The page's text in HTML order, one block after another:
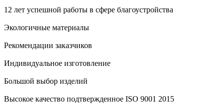
12 лет успешной работы в сфере благоустройства
Экологичные материалы
Рекомендации заказчиков
Индивидуальное изготовление
Большой выбор изделий
Высокое качество подтвержденное ISO 9001 2015